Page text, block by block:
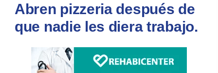
Abren pizzeria después de
que nadie les diera trabajo.